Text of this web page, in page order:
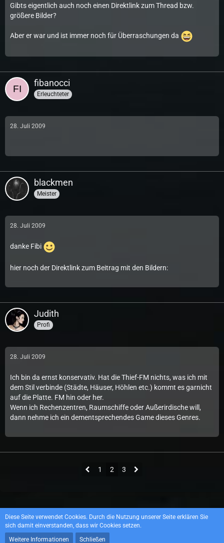
Gibts eigentlich auch noch einen Direktlink zum Thread bzw.
größere Bilder?
Aber er war und ist immer noch für Überraschungen da
fibanocci
Erleuchteter
28. Juli 2009
blackmen
Meister
28. Juli 2009
danke Fibi
hier noch der Direktlink zum Beitrag mit den Bildern:
Judith
Profi
28. Juli 2009
Ich bin da ernst konservativ. Hat die Thief-FM nichts, was ich mit
dem Stil verbinde (Städte, Häuser, Höhlen etc.) kommt es garnicht
auf die Platte. FM hin oder her.
Wenn ich Rechenzentren, Raumschiffe oder Außerirdische will,
dann nehme ich ein dementsprechendes Game dieses Genres.
1 2 3
Diese Seite verwendet Cookies. Durch die Nutzung unserer Seite erklären Sie
sich damit einverstanden, dass wir Cookies setzen.
Weitere Informationen
Schließen